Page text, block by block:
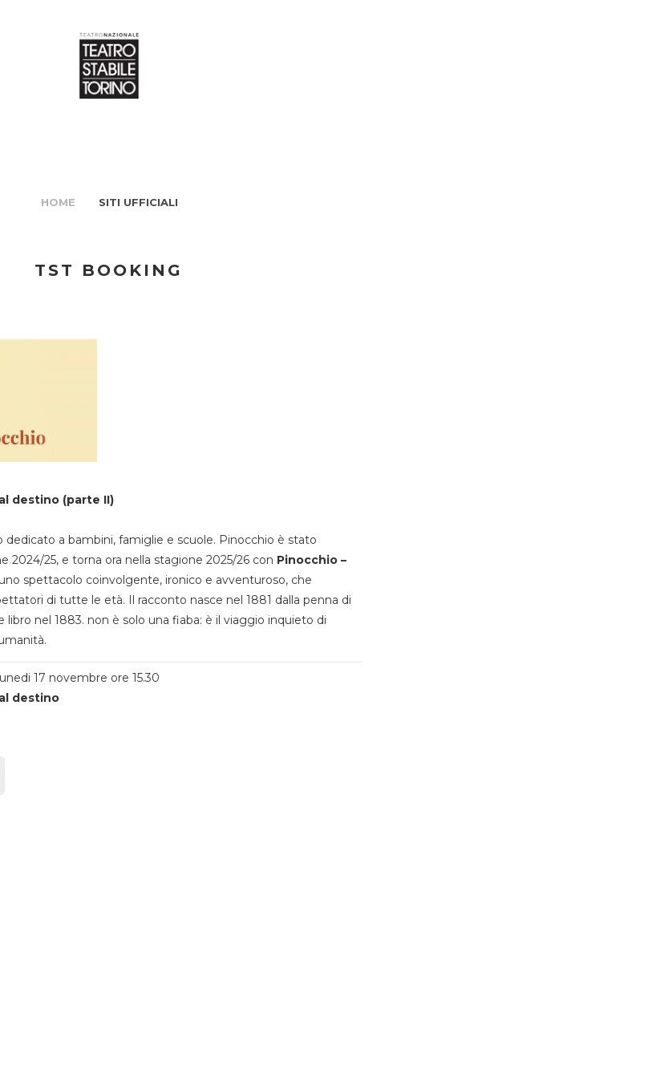
HOME SITI UFFICIALI
TST BOOKING
destino (parte II)
dedicato a bambini, famiglie e scuole. Pinocchio è stato
2024/25, e torna ora nella stagione 2025/26 con Pinocchio –
spettacolo coinvolgente, ironico e avventuroso, che
di tutte le età. Il racconto nasce nel 1881 dalla penna di
libro nel 1883. non è solo una fiaba: è il viaggio inquieto di
17 novembre ore 15.30
destino